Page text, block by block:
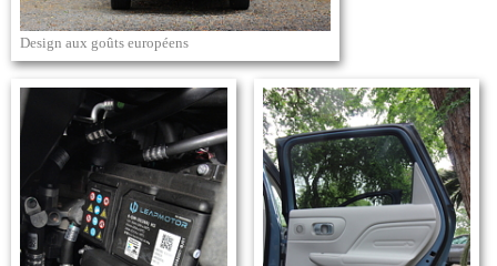
Design aux goûts européens